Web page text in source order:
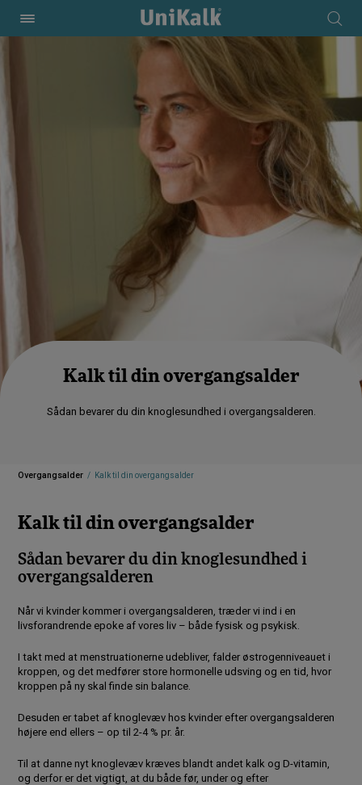
Kalk til din overgangsalder
Sådan bevarer du din knoglesundhed i overgangsalderen.
Overgangsalder Kalk til din overgangsalder
Kalk til din overgangsalder
Sådan bevarer du din knoglesundhed i
overgangsalderen
Når vi kvinder kommer i overgangsalderen, træder vi ind i en
livsforandrende epoke af vores liv – både fysisk og psykisk.
I takt med at menstruationerne udebliver, falder østrogenniveauet i
kroppen, og det medfører store hormonelle udsving og en tid, hvor
kroppen på ny skal finde sin balance.
Desuden er tabet af knoglevæv hos kvinder efter overgangsalderen
højere end ellers – op til 2-4 % pr. år.
Til at danne nyt knoglevæv kræves blandt andet kalk og D-vitamin,
og derfor er det vigtigt, at du både før, under og efter